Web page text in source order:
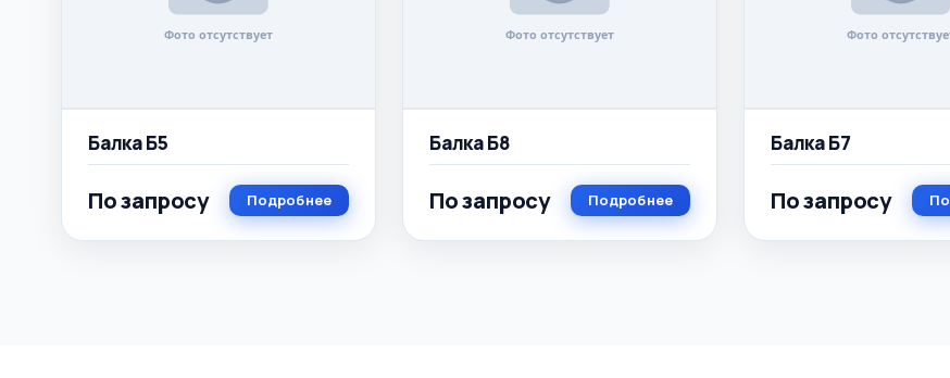
Балка Б5
По запросу Подробнее
Балка Б8
По запросу Подробнее
Балка Б7
По запросу